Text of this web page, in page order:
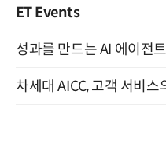
ET Events